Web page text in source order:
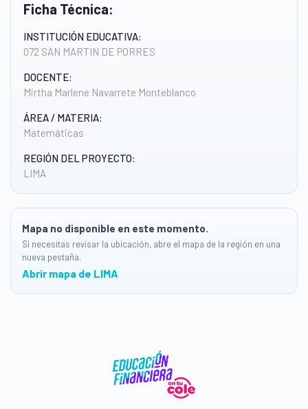
Ficha Técnica:
INSTITUCIÓN EDUCATIVA:
072 SAN MARTIN DE PORRES
DOCENTE:
Mirtha Marlene Navarrete Monteblanco
ÁREA / MATERIA:
Matemáticas
REGIÓN DEL PROYECTO:
LIMA
Mapa no disponible en este momento.
Si necesitas revisar la ubicación, abre el mapa de la región en una
nueva pestaña.
Abrir mapa de LIMA